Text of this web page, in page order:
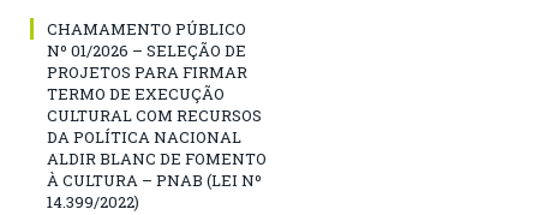
CHAMAMENTO PÚBLICO
Nº 01/2026 – SELEÇÃO DE
PROJETOS PARA FIRMAR
TERMO DE EXECUÇÃO
CULTURAL COM RECURSOS
DA POLÍTICA NACIONAL
ALDIR BLANC DE FOMENTO
À CULTURA – PNAB (LEI Nº
14.399/2022)